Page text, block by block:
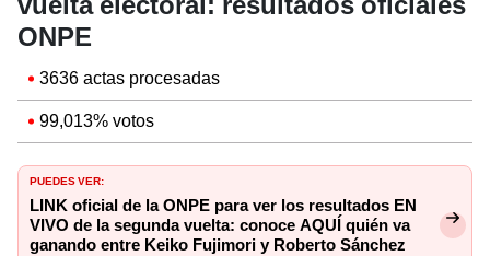
ONPE
3636 actas procesadas
99,013% votos
PUEDES VER:
LINK oficial de la ONPE para ver los resultados EN
VIVO de la segunda vuelta: conoce AQUÍ quién va
ganando entre Keiko Fujimori y Roberto Sánchez